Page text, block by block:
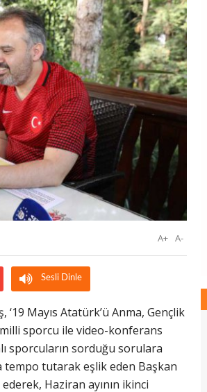
A-
A+
Sesli Dinle
Mayıs Atatürk’ü Anma, Gençlik
sporcu ile video-konferans
sporcuların sorduğu sorulara
tutarak eşlik eden Başkan
Haziran ayının ikinci